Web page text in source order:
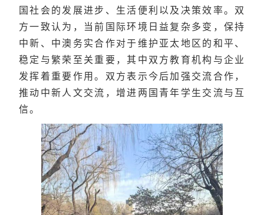
国社会的发展进步、生活便利以及决策效率。双
方一致认为，当前国际环境日益复杂多变，保持
中新、中澳务实合作对于维护亚太地区的和平、
稳定与繁荣至关重要，其中双方教育机构与企业
发挥着重要作用。双方表示今后加强交流合作，
推动中新人文交流，增进两国青年学生交流与互
信。